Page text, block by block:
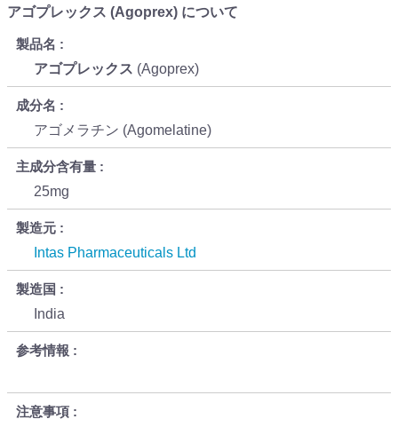
アゴプレックス (Agoprex) について
製品名
アゴプレックス (Agoprex)
成分名
アゴメラチン (Agomelatine)
主成分含有量
25mg
製造元
Intas Pharmaceuticals Ltd
製造国
India
参考情報
注意事項